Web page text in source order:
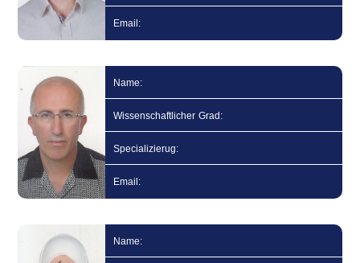
Email:
Name:
Wissenschaftlicher Grad:
Specializierug:
Email:
Name: